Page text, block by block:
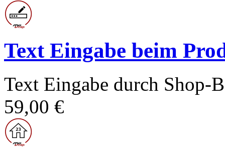
Text Eingabe beim
Text Eingabe durch Shop-
59,00 €